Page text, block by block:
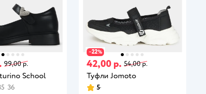
99,00 р.
School
36
−22%
42,00 р. 54,00 р.
Туфли Jomoto
5